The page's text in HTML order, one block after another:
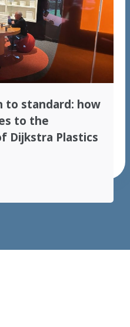
to standard: how
to the
Dijkstra Plastics